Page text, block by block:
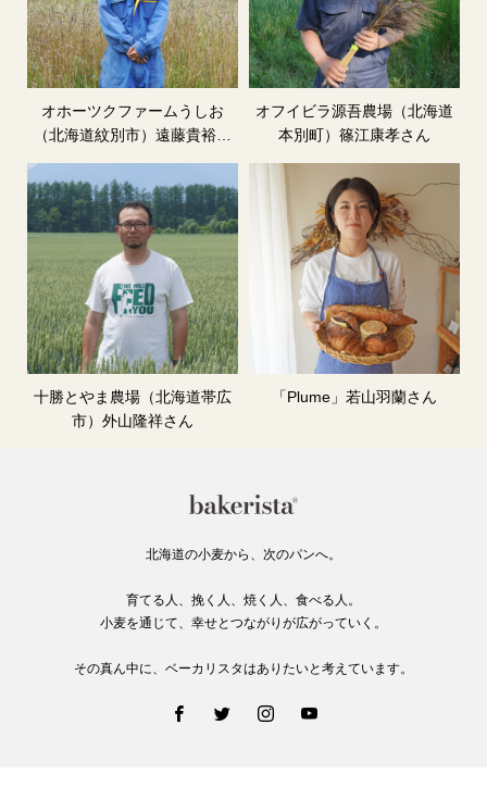
オホーツクファームうしお
（北海道紋別市）遠藤貴裕さ
オフイビラ源吾農場（北海道
本別町）篠江康孝さん
十勝とやま農場（北海道帯広
市）外山隆祥さん
「Plume」若山羽蘭さん
北海道の小麦から、次のパンへ。
育てる人、挽く人、焼く人、食べる人。
小麦を通じて、幸せとつながりが広がっていく。
その真ん中に、ベーカリスタはありたいと考えています。